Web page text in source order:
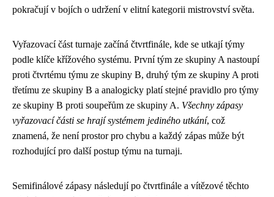
pokračují v bojích o udržení v elitní kategorii mistrovství světa.
Vyřazovací část turnaje začíná čtvrtfinále, kde se utkají týmy
podle klíče křížového systému. První tým ze skupiny A nastoupí
proti čtvrtému týmu ze skupiny B, druhý tým ze skupiny A proti
třetímu ze skupiny B a analogicky platí stejné pravidlo pro týmy
ze skupiny B proti soupeřům ze skupiny A. Všechny zápasy
vyřazovací části se hrají systémem jediného utkání, což
znamená, že není prostor pro chybu a každý zápas může být
rozhodující pro další postup týmu na turnaji.
Semifinálové zápasy následují po čtvrtfinále a vítězové těchto